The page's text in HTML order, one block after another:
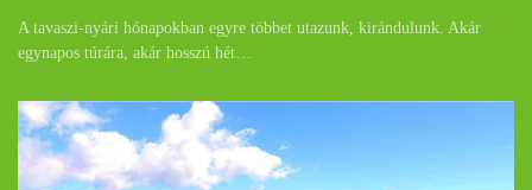
A tavaszi-nyári hónapokban egyre többet utazunk, kirándulunk. Akár
egynapos túrára, akár hosszú hét…